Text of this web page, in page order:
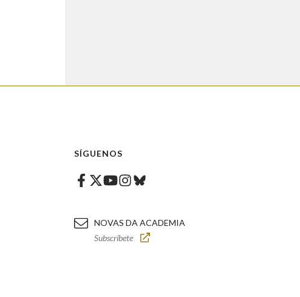
SÍGUENOS
Facebook
Twitter
Youtube
Instagram
Bluesky
NOVAS DA ACADEMIA
Subscríbete